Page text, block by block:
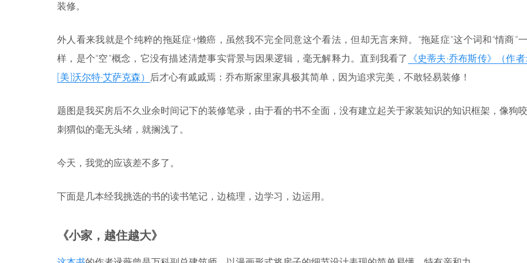
装修。
外人看来我就是个纯粹的拖延症+懒癌，虽然我不完全同意这个看法，但却无言来辩。“拖延症”这个词和“情商”一
样，是个“空”概念，它没有描述清楚事实背景与因果逻辑，毫无解释力。直到我看了
《史蒂夫·乔布斯传》（作者:
[美]沃尔特·艾萨克森）
后才心有戚戚焉：乔布斯家里家具极其简单，因为追求完美，不敢轻易装修！
题图是我买房后不久业余时间记下的装修笔录，由于看的书不全面，没有建立起关于家装知识的知识框架，像狗咬
刺猬似的毫无头绪，就搁浅了。
今天，我觉的应该差不多了。
下面是几本经我挑选的书的读书笔记，边梳理，边学习，边运用。
《小家，越住越大》